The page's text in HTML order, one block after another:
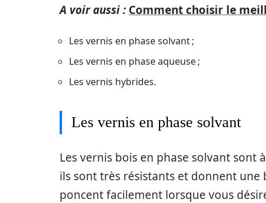
A voir aussi : Comment choisir le
Les vernis en phase solvant ;
Les vernis en phase aqueuse ;
Les vernis hybrides.
Les vernis en phase solvant
Les vernis bois en phase solvant sont
ils sont très résistants et donnent une
poncent facilement lorsque vous